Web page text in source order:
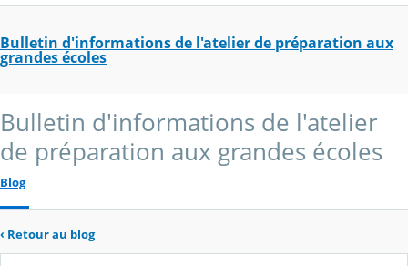
Bulletin d'informations de l'atelier de préparation aux
grandes écoles
Bulletin d'informations de l'atelier
de préparation aux grandes écoles
Blog
‹ Retour au blog